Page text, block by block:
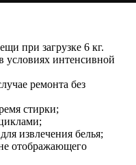
при загрузке 6 кг.
интенсивной
ремонта без
стирки;
извлечения белья;
отображающего